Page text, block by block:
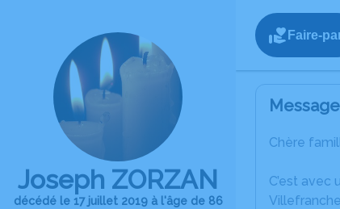
Joseph ZORZAN
décédé le 17 juillet 2019 à l'âge de 86
Faire-
Chère
C’est